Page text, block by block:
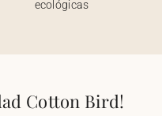
ecológicas
Cotton Bird!